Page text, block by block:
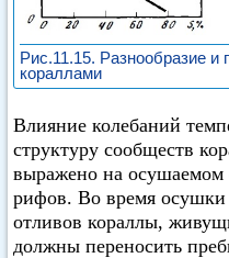
Рис.11.15. Разнообразие и
кораллами
Влияние колебаний
структуру сообществ
выражено на осушаемом
рифов. Во время
отливов кораллы,
должны переносить